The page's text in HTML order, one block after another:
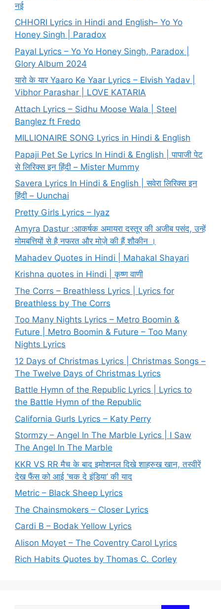
नई
CHHORI Lyrics in Hindi and English– Yo Yo
Honey Singh | Paradox
Payal Lyrics – Yo Yo Honey Singh, Paradox |
Glory Album 2024
यारो के यार Yaaro Ke Yaar Lyrics – Elvish Yadav |
Vibhor Parashar | LOVE KATARIA
Attach Lyrics – Sidhu Moose Wala | Steel
Banglez ft Fredo
MILLIONAIRE SONG Lyrics in Hindi & English
Papaji Pet Se Lyrics In Hindi & English | पापाजी पेट
से लिरिक्स इन हिंदी – Mister Mummy
Savera Lyrics In Hindi & English | सवेरा लिरिक्स इन
हिंदी – Uunchai
Pretty Girls Lyrics – Iyaz
Amyra Dastur :आकर्षक अमायरा दस्तूर की अजीब पसंद, उन्हें
मोमबत्तियों से है नफरत और मोज़े की हैं शौकीन ।
Mahadev Quotes in Hindi | Mahakal Shayari
Krishna quotes in Hindi | कृष्ण वाणी
The Corrs – Breathless Lyrics | Lyrics for
Breathless by The Corrs
Too Many Nights Lyrics – Metro Boomin &
Future | Metro Boomin & Future – Too Many
Nights Lyrics
12 Days of Christmas Lyrics | Christmas Songs –
The Twelve Days of Christmas Lyrics
Battle Hymn of the Republic Lyrics | Lyrics to
the Battle Hymn of the Republic
California Gurls Lyrics – Katy Perry
Stormzy – Angel In The Marble Lyrics | I Saw
The Angel In The Marble
KKR VS RR मैच के बाद इमोशनल दिखे शाहरुख खान, तस्वीरें
देख फैंस को आई ‘चक दे इंडिया’ की याद
Metric – Black Sheep Lyrics
The Chainsmokers – Closer Lyrics
Cardi B – Bodak Yellow Lyrics
Alison Moyet – The Coventry Carol Lyrics
Rich Habits Quotes by Thomas C. Corley